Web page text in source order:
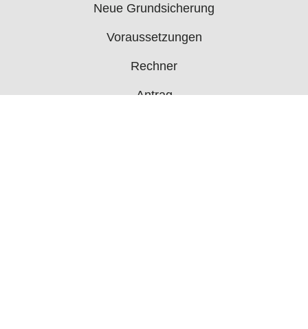
Neue Grundsicherung
Voraussetzungen
Rechner
Antrag